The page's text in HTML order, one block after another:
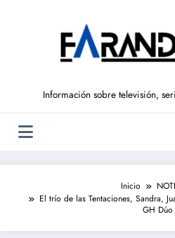
Información sobre televisión,
Inicio
El trío de las Tentaciones, Sandra,
GH Dúo